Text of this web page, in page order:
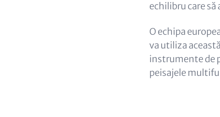
echilibru care
O echipa
va utiliza
instrumente de
peisajele